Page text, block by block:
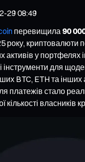
29 08:49
перевищила 90
року, криптовалюти
у портфелях
інструменти для
BTC, ETH та інших
платежів стало
кількості власників